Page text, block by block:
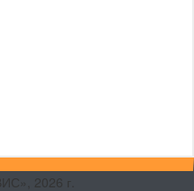
2026 г.